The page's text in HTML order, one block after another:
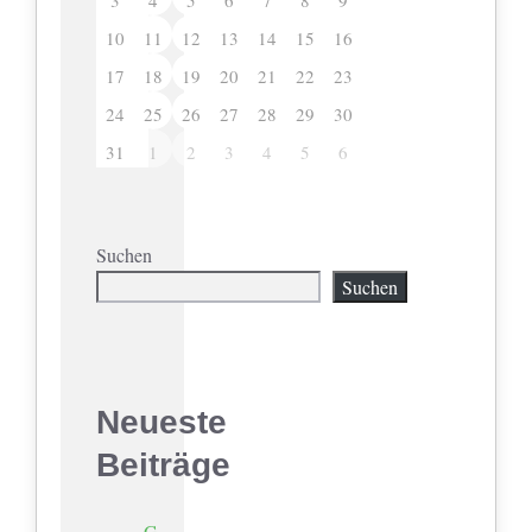
10
11 12 13 14 15
16
17
18 19 20 21 22
23
24
25 26 27 28 29
30
31
1 2 3 4 5 6
Suchen
Suchen
Neueste
Beiträge